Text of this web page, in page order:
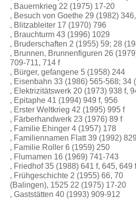
, Bauernkrieg 22 (1975) 17-20
, Besuch von Goethe 29 (1982)
, Blitzableiter 17 (1970) 796
, Brauchturm 43 (1996) 1029
, Bruderschaften 2 (1955) 59; 28
, Brunnen, Brunnenfiguren 26
709-711, 714 f
, Bürger, gefangene 5 (1958) 244
, Eisenbahn 33 (1986) 565-568; 34
, Elektrizitätswerk 20 (1973) 938 f,
, Epitaphe 41 (1994) 949 f, 956
, Erster Weltkrieg 42 (1995) 995 f
, Färberhandwerk 23 (1976) 89 f
, Familie Ehinger 4 (1957) 178
, Familiennamen Flatt 39 (1992) 829
, Familie Roller 6 (1959) 250
, Flurnamen 16 (1969) 741-743
, Friedhof 35 (1988) 641 f, 645, 649 f
, Frühgeschichte 2 (1955) 66, 70
(Balingen), 1525 22 (1975) 17-20
, Gaststätten 40 (1993) 909-912